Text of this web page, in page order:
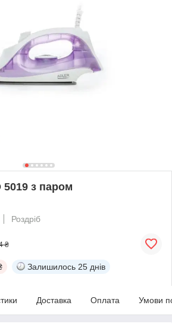
5019 з паром
Роздріб
₴
Залишилось 25 днів
Доставка Оплата Умови